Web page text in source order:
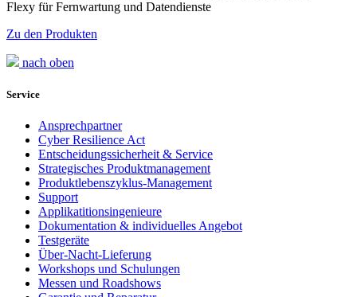
Flexy für Fernwartung und Datendienste
Zu den Produkten
nach oben
Service
Ansprechpartner
Cyber Resilience Act
Entscheidungssicherheit & Service
Strategisches Produktmanagement
Produktlebenszyklus-Management
Support
Applikatitionsingenieure
Dokumentation & individuelles Angebot
Testgeräte
Über-Nacht-Lieferung
Workshops und Schulungen
Messen und Roadshows